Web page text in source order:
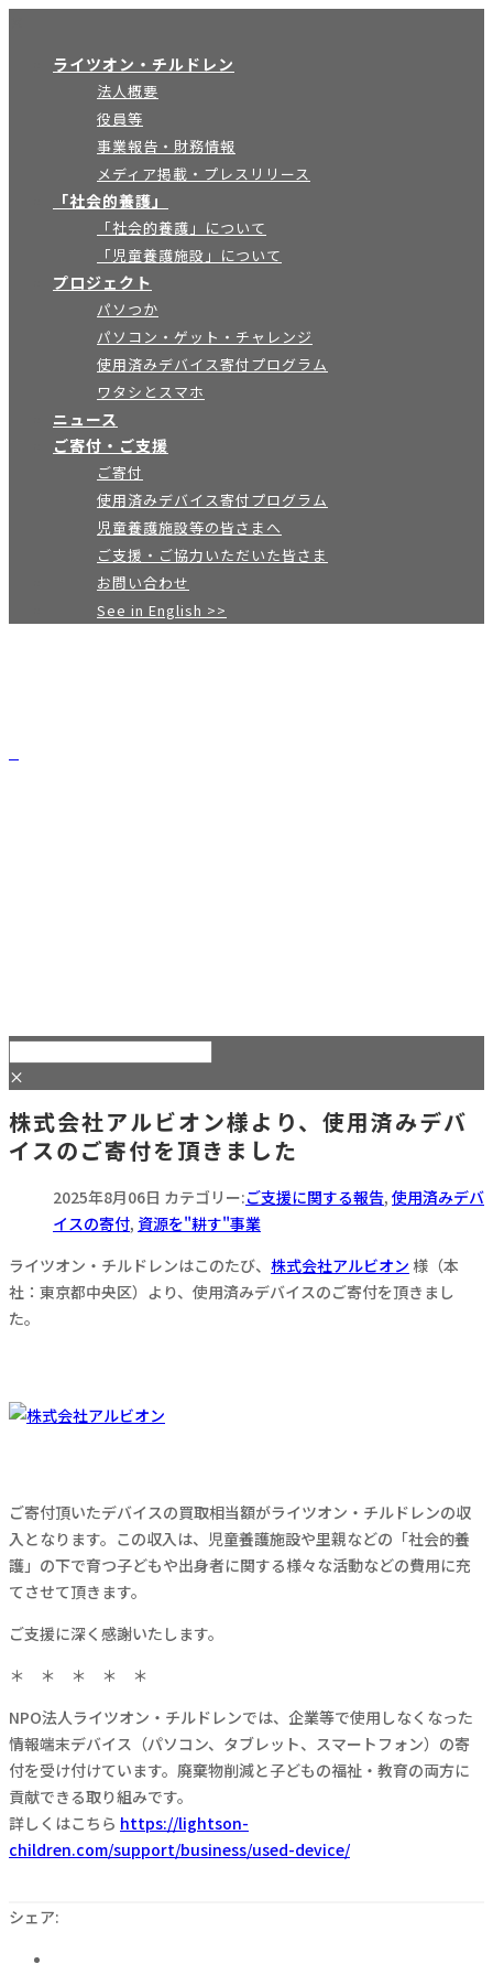
ライツオン・チルドレン
法人概要
役員等
事業報告・財務情報
メディア掲載・プレスリリース
「社会的養護」
「社会的養護」について
「児童養護施設」について
プロジェクト
パソつか
パソコン・ゲット・チャレンジ
使用済みデバイス寄付プログラム
ワタシとスマホ
ニュース
ご寄付・ご支援
ご寄付
使用済みデバイス寄付プログラム
児童養護施設等の皆さまへ
ご支援・ご協力いただいた皆さま
お問い合わせ
See in English >>
×
株式会社アルビオン様より、使用済みデバ
イスのご寄付を頂きました
2025年8月06日 カテゴリー:ご支援に関する報告, 使用済みデバ
イスの寄付, 資源を"耕す"事業
ライツオン・チルドレンはこのたび、 株式会社アルビオン 様（本
社：東京都中央区）より、使用済みデバイスのご寄付を頂きまし
た。
ご寄付頂いたデバイスの買取相当額がライツオン・チルドレンの収
入となります。この収入は、児童養護施設や里親などの「社会的養
護」の下で育つ子どもや出身者に関する様々な活動などの費用に充
てさせて頂きます。
ご支援に深く感謝いたします。
＊ ＊ ＊ ＊ ＊
NPO法人ライツオン・チルドレンでは、企業等で使用しなくなった
情報端末デバイス（パソコン、タブレット、スマートフォン）の寄
付を受け付けています。廃棄物削減と子どもの福祉・教育の両方に
貢献できる取り組みです。
詳しくはこちら https://lightson-
children.com/support/business/used-device/
シェア: